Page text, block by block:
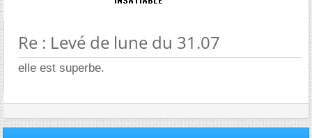
Re : Levé de lune du 31.07
elle est superbe.